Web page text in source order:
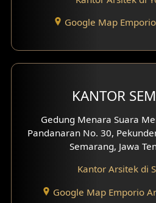
Desain Balkon
Desain Void
Desain Toilet Tamu
Desain Kanopi
Google Map
KANTOR
Gedung Menara Suara
Pandanaran No. 30,
Semarang, Jawa
Kantor Arsitek di
Google Map Emporio